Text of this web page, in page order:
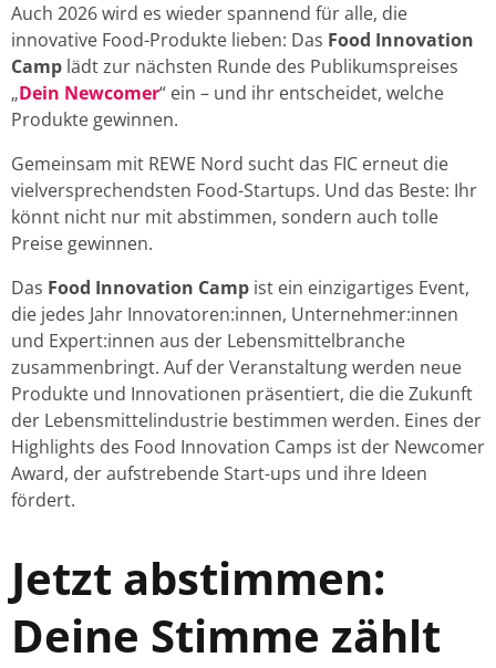
Auch 2026 wird es wieder spannend für alle, die
innovative Food-Produkte lieben: Das Food Innovation
Camp lädt zur nächsten Runde des Publikumspreises
„Dein Newcomer“ ein – und ihr entscheidet, welche
Produkte gewinnen.
Gemeinsam mit REWE Nord sucht das FIC erneut die
vielversprechendsten Food-Startups. Und das Beste: Ihr
könnt nicht nur mit abstimmen, sondern auch tolle
Preise gewinnen.
Das Food Innovation Camp ist ein einzigartiges Event,
die jedes Jahr Innovatoren:innen, Unternehmer:innen
und Expert:innen aus der Lebensmittelbranche
zusammenbringt. Auf der Veranstaltung werden neue
Produkte und Innovationen präsentiert, die die Zukunft
der Lebensmittelindustrie bestimmen werden. Eines der
Highlights des Food Innovation Camps ist der Newcomer
Award, der aufstrebende Start-ups und ihre Ideen
fördert.
Jetzt abstimmen:
Deine Stimme zählt